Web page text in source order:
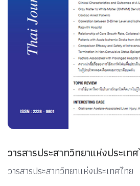
วารสารประสาทวิทยาแห่งประเ
วารสารประสาทวิทยาแห่งประเทศไทย